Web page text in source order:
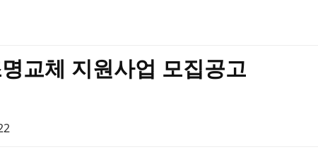
교체 지원사업 모집공고